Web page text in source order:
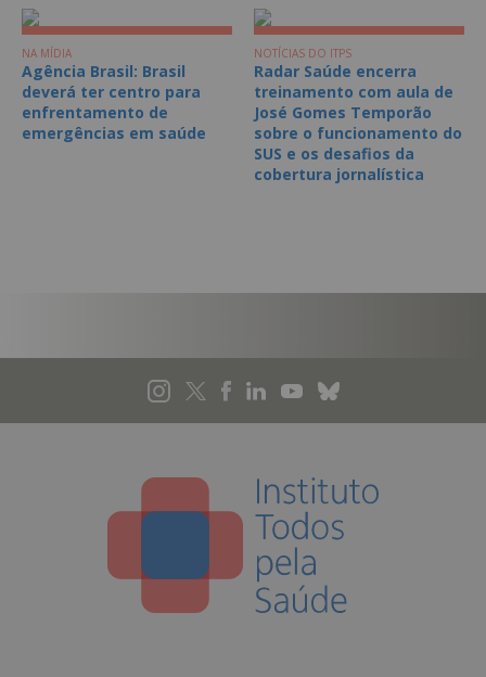
NA MÍDIA
Agência Brasil: Brasil
deverá ter centro para
enfrentamento de
emergências em saúde
NOTÍCIAS DO ITPS
Radar Saúde encerra
treinamento com aula de
José Gomes Temporão
sobre o funcionamento do
SUS e os desafios da
cobertura jornalística